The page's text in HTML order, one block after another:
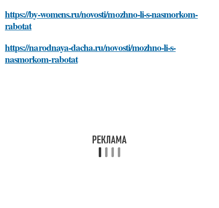
https://by-womens.ru/novosti/mozhno-li-s-nasmorkom-
rabotat
https://narodnaya-dacha.ru/novosti/mozhno-li-s-
nasmorkom-rabotat